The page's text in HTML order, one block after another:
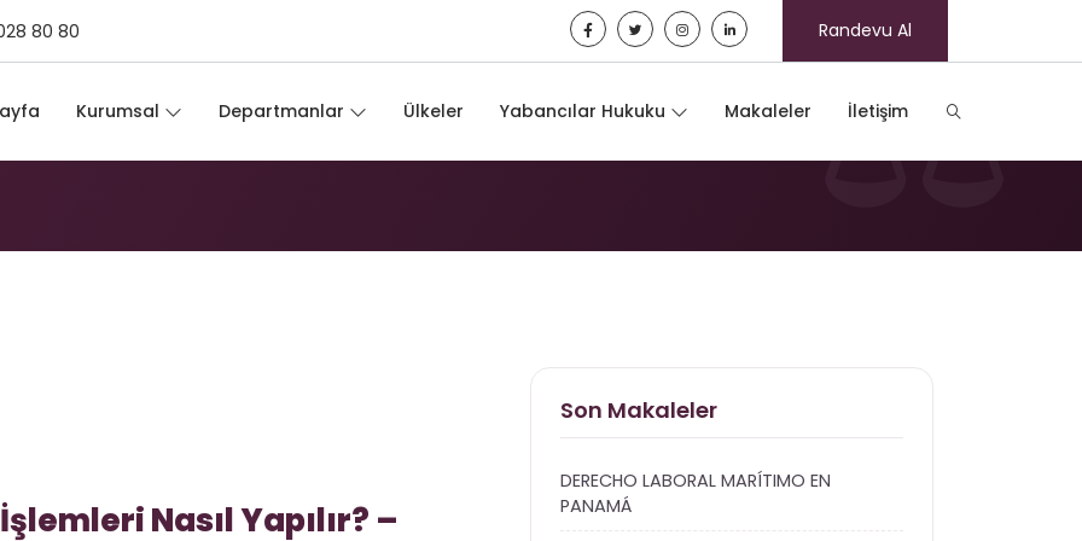
80 80 Randevu Al
Kurumsal Departmanlar Ülkeler Yabancılar Hukuku Makaleler İletişim
Nasıl Yapılır? –
Son Makaleler
DERECHO LABORAL MARÍTIMO EN
PANAMÁ